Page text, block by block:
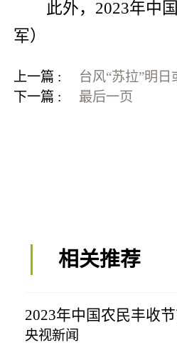
此外，2023年中
军）
上一篇 :
台风“苏拉”明
下一篇 :
最后一页
相关推荐
2023年中国农民丰收
央视新闻